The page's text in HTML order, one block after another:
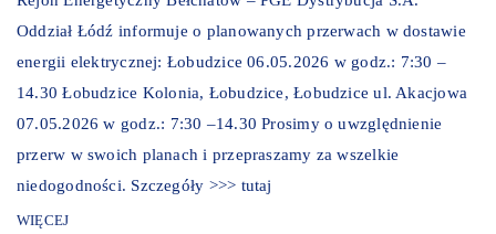
Oddział Łódź informuje o planowanych przerwach w dostawie
energii elektrycznej: Łobudzice 06.05.2026 w godz.: 7:30 –
14.30 Łobudzice Kolonia, Łobudzice, Łobudzice ul. Akacjowa
07.05.2026 w godz.: 7:30 –14.30 Prosimy o uwzględnienie
przerw w swoich planach i przepraszamy za wszelkie
niedogodności. Szczegóły >>> tutaj
WIĘCEJ